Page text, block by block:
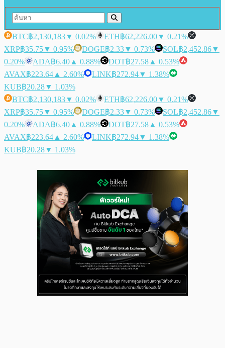
BTC฿2,130,183▼ 0.02% ETH฿62,226.00▼ 0.21%
XRP฿35.75▼ 0.95% DOGE฿2.33▼ 0.73% SOL฿2,452.86▼
0.20%
ADA฿6.40 ▲ 0.88% DOT฿27.58 ▲ 0.53%
AVAX฿223.64 ▲ 2.60% LINK฿272.94▼ 1.38%
KUB฿20.28▼ 1.03%
BTC฿2,130,183▼ 0.02% ETH฿62,226.00▼ 0.21%
XRP฿35.75▼ 0.95% DOGE฿2.33▼ 0.73% SOL฿2,452.86▼
0.20%
ADA฿6.40 ▲ 0.88% DOT฿27.58 ▲ 0.53%
AVAX฿223.64 ▲ 2.60% LINK฿272.94▼ 1.38%
KUB฿20.28▼ 1.03%